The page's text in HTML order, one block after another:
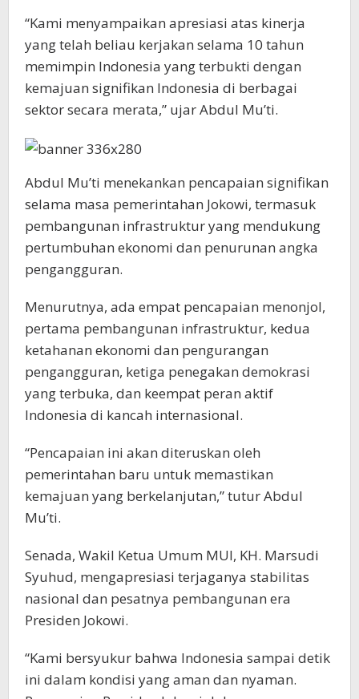
“Kami menyampaikan apresiasi atas kinerja
yang telah beliau kerjakan selama 10 tahun
memimpin Indonesia yang terbukti dengan
kemajuan signifikan Indonesia di berbagai
sektor secara merata,” ujar Abdul Mu’ti.
Abdul Mu’ti menekankan pencapaian signifikan
selama masa pemerintahan Jokowi, termasuk
pembangunan infrastruktur yang mendukung
pertumbuhan ekonomi dan penurunan angka
pengangguran.
Menurutnya, ada empat pencapaian menonjol,
pertama pembangunan infrastruktur, kedua
ketahanan ekonomi dan pengurangan
pengangguran, ketiga penegakan demokrasi
yang terbuka, dan keempat peran aktif
Indonesia di kancah internasional.
“Pencapaian ini akan diteruskan oleh
pemerintahan baru untuk memastikan
kemajuan yang berkelanjutan,” tutur Abdul
Mu’ti.
Senada, Wakil Ketua Umum MUI, KH. Marsudi
Syuhud, mengapresiasi terjaganya stabilitas
nasional dan pesatnya pembangunan era
Presiden Jokowi.
“Kami bersyukur bahwa Indonesia sampai detik
ini dalam kondisi yang aman dan nyaman.